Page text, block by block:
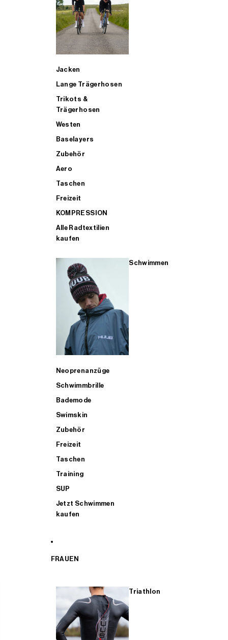
Jacken
Lange Trägerhosen
Trikots &
Trägerhosen
Westen
Baselayers
Zubehör
Aero
Taschen
Freizeit
KOMPRESSION
Alle Radtextilien
kaufen
Schwimmen
Neoprenanzüge
Schwimmbrille
Bademode
Swimskin
Zubehör
Freizeit
Taschen
Training
SUP
Jetzt Schwimmen
kaufen
FRAUEN
Triathlon
ALLE TRIATHLONARTIKEL FÜR MÄNNER KAUFEN